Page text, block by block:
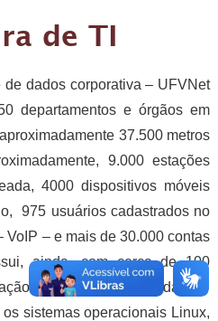
de TI
dados corporativa – UFVNet
departamentos e órgãos em
37.500 metros
9.000 estações
4000 dispositivos móveis
975 usuários cadastrados no
VoIP – e mais de 30.000 contas
ainda, com cerca de 100
e banco de dados,
sistemas operacionais Linux,